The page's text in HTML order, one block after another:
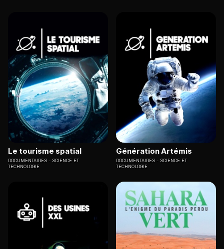
Le tourisme spatial
DOCUMENTAIRES
SCIENCE ET
TECHNOLOGIE
Génération Artémis
DOCUMENTAIRES
SCIENCE ET
TECHNOLOGIE